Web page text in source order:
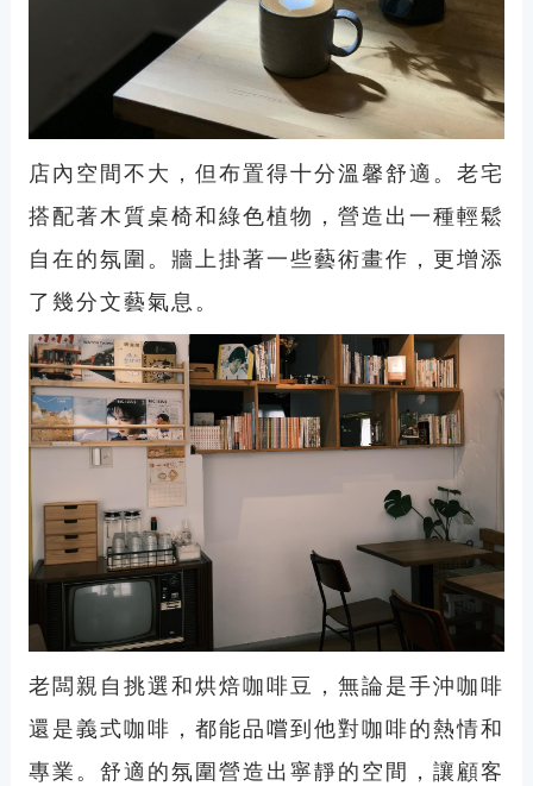
店內空間不大，但布置得十分溫馨舒適。老宅
搭配著木質桌椅和綠色植物，營造出一種輕鬆
自在的氛圍。牆上掛著一些藝術畫作，更增添
了幾分文藝氣息。
老闆親自挑選和烘焙咖啡豆，無論是手沖咖啡
還是義式咖啡，都能品嚐到他對咖啡的熱情和
專業。舒適的氛圍營造出寧靜的空間，讓顧客